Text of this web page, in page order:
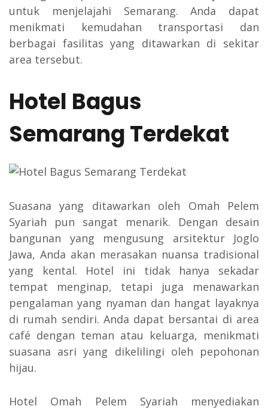
untuk menjelajahi Semarang. Anda dapat
menikmati kemudahan transportasi dan
berbagai fasilitas yang ditawarkan di sekitar
area tersebut.
Hotel Bagus
Semarang Terdekat
Suasana yang ditawarkan oleh Omah Pelem
Syariah pun sangat menarik. Dengan desain
bangunan yang mengusung arsitektur Joglo
Jawa, Anda akan merasakan nuansa tradisional
yang kental. Hotel ini tidak hanya sekadar
tempat menginap, tetapi juga menawarkan
pengalaman yang nyaman dan hangat layaknya
di rumah sendiri. Anda dapat bersantai di area
café dengan teman atau keluarga, menikmati
suasana asri yang dikelilingi oleh pepohonan
hijau.
Hotel Omah Pelem Syariah menyediakan